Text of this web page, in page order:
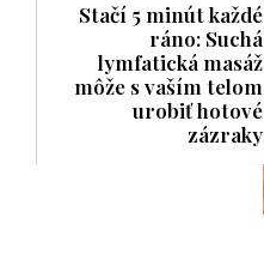
Stačí 5 minút každé
ráno: Suchá
lymfatická masáž
môže s vaším telom
urobiť hotové
zázraky